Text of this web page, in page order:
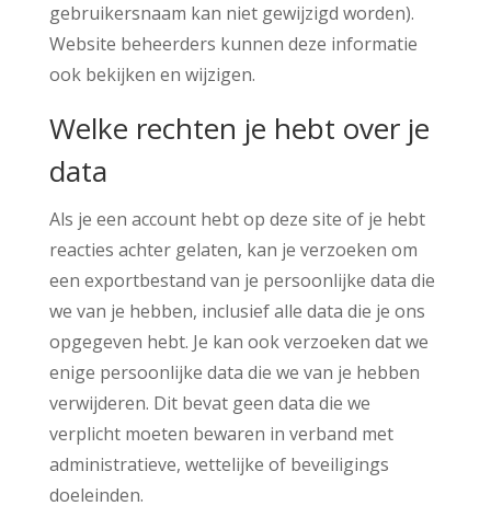
gebruikersnaam kan niet gewijzigd worden).
Website beheerders kunnen deze informatie
ook bekijken en wijzigen.
Welke rechten je hebt over je
data
Als je een account hebt op deze site of je hebt
reacties achter gelaten, kan je verzoeken om
een exportbestand van je persoonlijke data die
we van je hebben, inclusief alle data die je ons
opgegeven hebt. Je kan ook verzoeken dat we
enige persoonlijke data die we van je hebben
verwijderen. Dit bevat geen data die we
verplicht moeten bewaren in verband met
administratieve, wettelijke of beveiligings
doeleinden.